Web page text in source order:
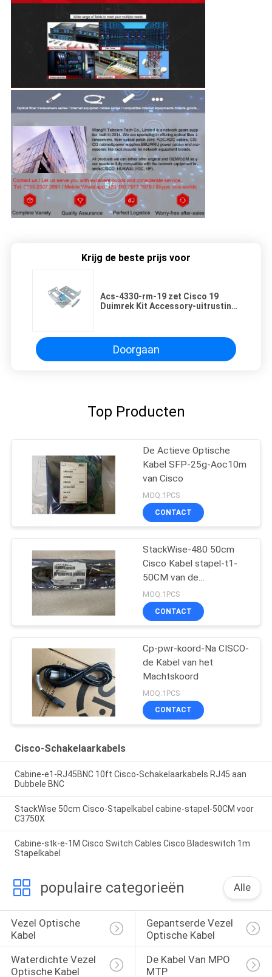
Krijg de beste prijs voor
Acs-4330-rm-19 zet Cisco 19
Duimrek Kit Accessory-uitrusting
Doorgaan
Top Producten
De Actieve Optische
Kabel SFP-25g-Aoc10m
van Cisco
MOQ:1PCS
CONTACT
StackWise-480 50cm
Cisco Kabel stapel-t1-
50CM van de
Machtsstapel
MOQ:1PCS
CONTACT
Cp-pwr-koord-Na CISCO-
de Kabel van het
Machtskoord
MOQ:1PCS
CONTACT
Cisco-Schakelaarkabels
Cabine-e1-RJ45BNC 10ft Cisco-Schakelaarkabels RJ45 aan
Dubbele BNC
StackWise 50cm Cisco-Stapelkabel cabine-stapel-50CM voor
C3750X
Cabine-stk-e-1M Cisco Switch Cables Cisco Bladeswitch 1m
Stapelkabel
populaire categorieën Alle
Vezel Optische
Kabel
Gepantserde Vezel
Optische Kabel
Waterdichte Vezel
Optische Kabel
De Kabel Van MPO
MTP